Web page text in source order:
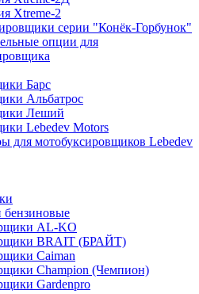
Xtreme-2
серии "Конёк-Горбунок"
опции для
Барс
Альбатрос
Леший
Lebedev Motors
для мотобуксировщиков Lebedev
AL-KO
BRAIT (БРАЙТ)
Caiman
Champion (Чемпион)
Gardenpro